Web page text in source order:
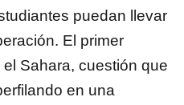
puedan llevar
El primer
Sahara, cuestión que
en una